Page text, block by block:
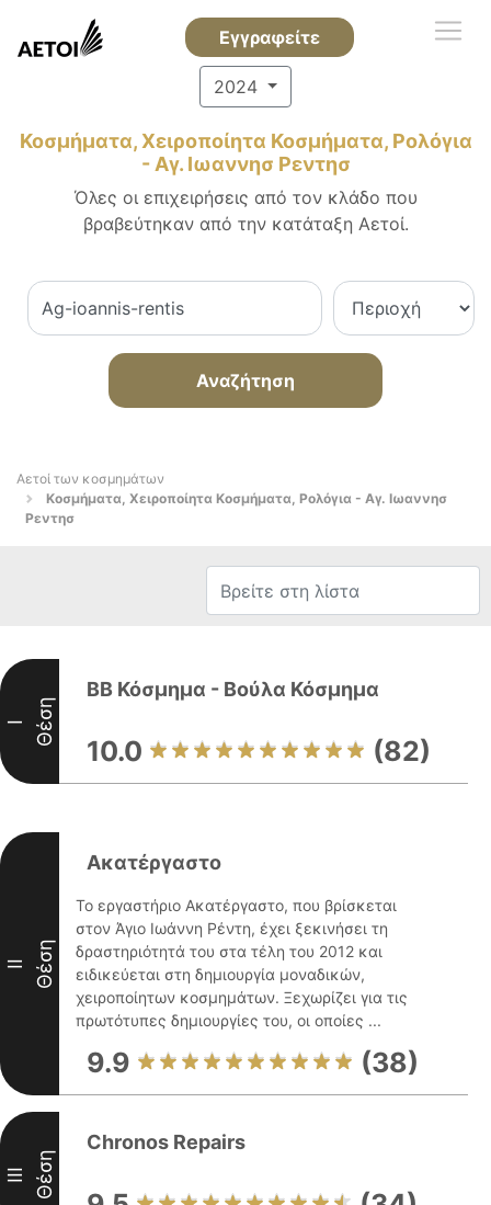
Εγγραφείτε
2024
Κοσμήματα, Χειροποίητα Κοσμήματα, Ρολόγια
- Αγ. Ιωαννησ Ρεντησ
Όλες οι επιχειρήσεις από τον κλάδο που
βραβεύτηκαν από την κατάταξη Αετοί.
Αναζήτηση
Αετοί των κοσμημάτων
Κοσμήματα, Χειροποίητα Κοσμήματα, Ρολόγια - Αγ. Ιωαννησ
Ρεντησ
I Θέση
BB Κόσμημα - Βούλα Κόσμημα
10.0 (82)
II Θέση
Ακατέργαστο
Το εργαστήριο Ακατέργαστο, που βρίσκεται
στον Άγιο Ιωάννη Ρέντη, έχει ξεκινήσει τη
δραστηριότητά του στα τέλη του 2012 και
ειδικεύεται στη δημιουργία μοναδικών,
χειροποίητων κοσμημάτων. Ξεχωρίζει για τις
πρωτότυπες δημιουργίες του, οι οποίες ...
9.9 (38)
III Θέση
Chronos Repairs